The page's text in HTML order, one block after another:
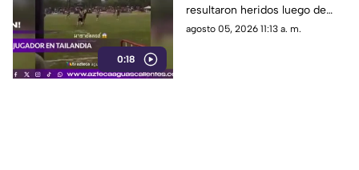
0:18
fútbol y mata a jugador
resultaron heridos luego de
que un rayo impactara el
agosto 05, 2026 11:13 a. m.